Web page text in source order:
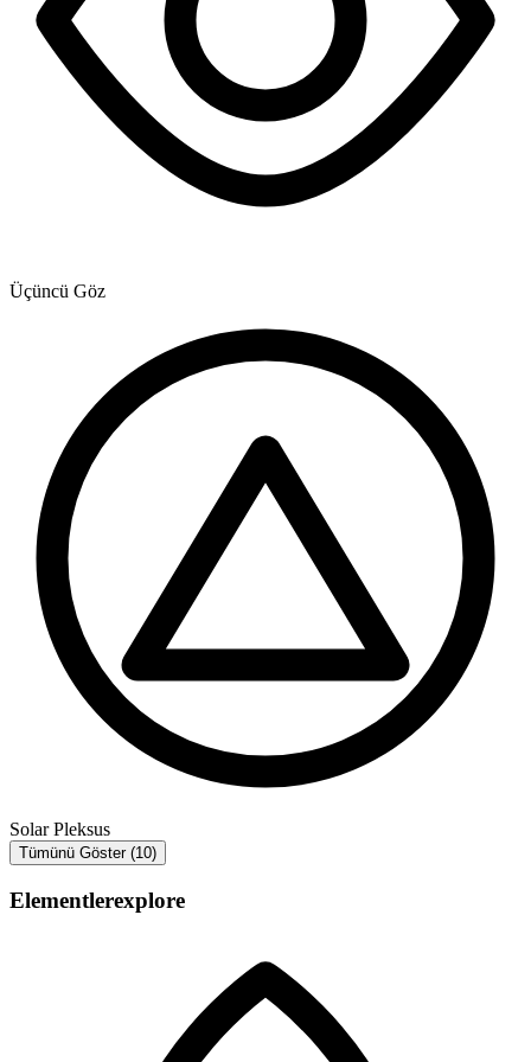
Üçüncü Göz
Solar Pleksus
Tümünü Göster (10)
Elementlerexplore